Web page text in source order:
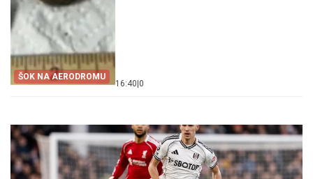
ŠOK NA AERODROMU
16:40 0